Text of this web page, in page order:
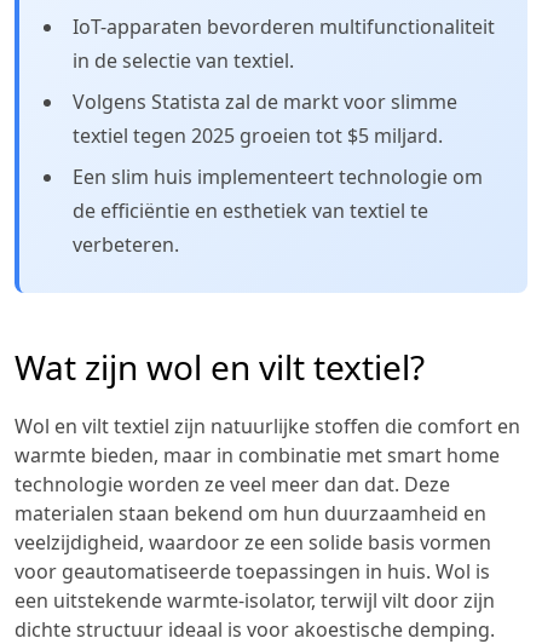
IoT-apparaten bevorderen multifunctionaliteit
in de selectie van textiel.
Volgens Statista zal de markt voor slimme
textiel tegen 2025 groeien tot $5 miljard.
Een slim huis implementeert technologie om
de efficiëntie en esthetiek van textiel te
verbeteren.
Wat zijn wol en vilt textiel?
Wol en vilt textiel zijn natuurlijke stoffen die comfort en
warmte bieden, maar in combinatie met smart home
technologie worden ze veel meer dan dat. Deze
materialen staan bekend om hun duurzaamheid en
veelzijdigheid, waardoor ze een solide basis vormen
voor geautomatiseerde toepassingen in huis. Wol is
een uitstekende warmte-isolator, terwijl vilt door zijn
dichte structuur ideaal is voor akoestische demping.